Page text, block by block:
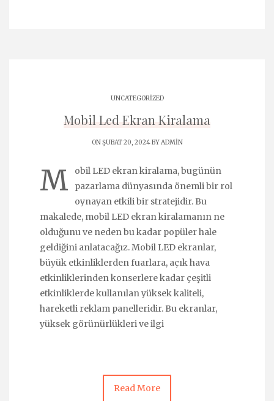
UNCATEGORIZED
Mobil Led Ekran Kiralama
ON ŞUBAT 20, 2024 BYADMIN
M
obil LED ekran kiralama, bugünün
pazarlama dünyasında önemli bir rol
oynayan etkili bir stratejidir. Bu
makalede, mobil LED ekran kiralamanın ne
olduğunu ve neden bu kadar popüler hale
geldiğini anlatacağız. Mobil LED ekranlar,
büyük etkinliklerden fuarlara, açık hava
etkinliklerinden konserlere kadar çeşitli
etkinliklerde kullanılan yüksek kaliteli,
hareketli reklam panelleridir. Bu ekranlar,
yüksek görünürlükleri ve ilgi
Read More